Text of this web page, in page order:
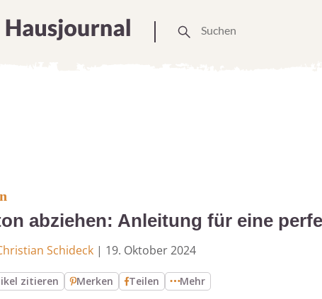
abziehen: Anleitung für eine
Schideck | 19. Oktober 2024
zitieren Merken Teilen Mehr